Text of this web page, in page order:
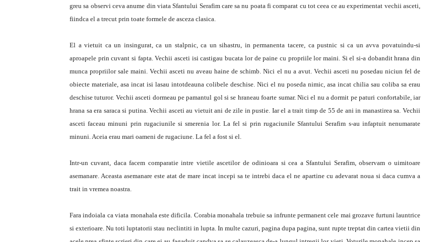
greu sa observi ceva anume din viata Sfantului Serafim care sa nu poata fi comparat cu tot ceea ce au experimentat vechii asceti,
fiindca el a trecut prin toate formele de asceza clasica.
El a vietuit ca un insingurat, ca un stalpnic, ca un sihastru, in permanenta tacere, ca pustnic si ca un avva povatuindu-si
aproapele prin cuvant si fapta. Vechii asceti isi castigau bucata lor de paine cu propriile lor maini. Si el si-a dobandit hrana din
munca propriilor sale maini. Vechii asceti nu aveau haine de schimb. Nici el nu a avut. Vechii asceti nu posedau niciun fel de
obiecte materiale, asa incat isi lasau intotdeauna colibele deschise. Nici el nu poseda nimic, asa incat chilia sau coliba sa erau
deschise tuturor. Vechii asceti dormeau pe pamantul gol si se hraneau foarte sumar. Nici el nu a dormit pe paturi confortabile, iar
hrana sa era saraca si putina. Vechii asceti au vietuit ani de zile in pustie. Iar el a trait timp de 55 de ani in manastirea sa. Vechii
asceti faceau minuni prin rugaciunile si smerenia lor. La fel si prin rugaciunile Sfantului Serafim s-au infaptuit nenumarate
minuni. Aceia erau mari oameni de rugaciune. La fel a fost si el.
Intr-un cuvant, daca facem comparatie intre vietile ascetilor de odinioara si cea a Sfantului Serafim, observam o uimitoare
asemanare. Aceasta asemanare este atat de mare incat incepi sa te intrebi daca el ne apartine cu adevarat noua si daca cumva a
trait in vremea noastra.
Fara indoiala ca viata monahala este dificila. Corabia monahala trebuie sa infrunte permanent cele mai grozave furtuni launtrice
si exterioare. Nu toti luptatorii stau neclintiti in lupta. In multe cazuri, pagina dupa pagina, sunt rupte treptat din cartea vietii din